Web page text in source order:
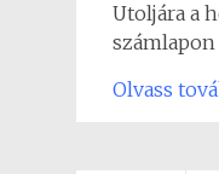
Utoljára a
Olvass